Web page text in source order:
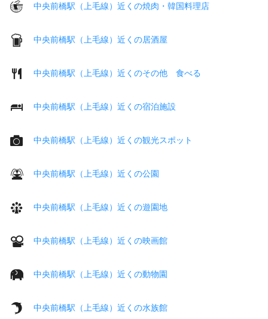
中央前橋駅（上毛線）近くの焼肉・韓国料理店
中央前橋駅（上毛線）近くの居酒屋
中央前橋駅（上毛線）近くのその他 食べる
中央前橋駅（上毛線）近くの宿泊施設
中央前橋駅（上毛線）近くの観光スポット
中央前橋駅（上毛線）近くの公園
中央前橋駅（上毛線）近くの遊園地
中央前橋駅（上毛線）近くの映画館
中央前橋駅（上毛線）近くの動物園
中央前橋駅（上毛線）近くの水族館